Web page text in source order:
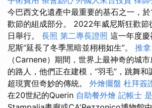
今巴西文化遺產中最重要的基石之一，
歡節的組成部分。 2022年威尼斯狂歡節
日舉行。 長照 第二專長證照 這一年度
尼斯“延長了冬季黑暗並栩栩如生”。 推拿
（Carnene）期間，世界上最神奇的城
的路人，他們正在建模，“羽毛”，跳舞
超現實但奇妙的傳統。 外燴擺盤 杜拜簽
在20世紀的Querin 自助餐外燴 記帳士